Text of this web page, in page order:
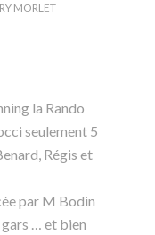
MORLET
la Rando
seulement 5
Régis et
par M Bodin
… et bien